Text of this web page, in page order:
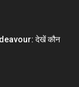
देखें कौन